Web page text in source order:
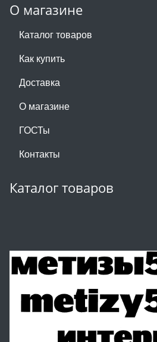
О магазине
Каталог товаров
Как купить
Доставка
О магазине
ГОСТы
Контакты
Каталог товаров